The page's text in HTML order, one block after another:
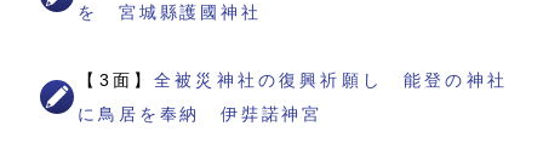
を 宮城縣護國神社
【3面】全被災神社の復興祈願し 能登の神社
に鳥居を奉納 伊弉諾神宮